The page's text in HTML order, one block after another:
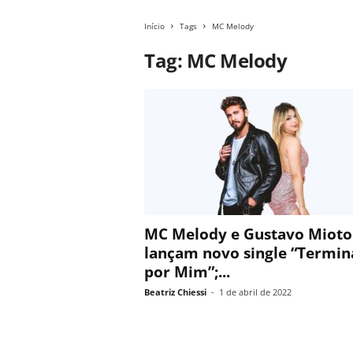
Início Tags MC Melody
Tag: MC Melody
MC Melody e Gustavo Mioto
lançam novo single
por Mim”;...
Beatriz Chiessi - 1 de abril de 2022